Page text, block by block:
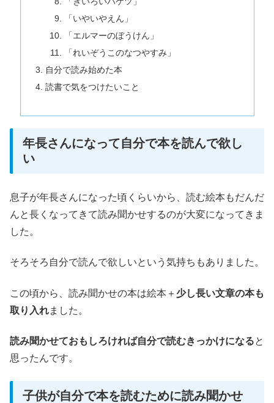
「いやいやえん」
「エルマーのぼうけん」
「れいぞうこのなつやすみ」
自分で読み始めた本
読書で気をつけたいこと
年長さんになって自分で本を読んで欲し
い
息子が年長さんになった頃くらいから、読む絵本もだんだ
んと長くなってきて読み聞かせするのが大変になってきま
した。
そろそろ自分で読んで欲しいという気持ちもありました。
この頃から、読み聞かせの本は絵本＋ 少し長い文章の本も
取り入れました。
読み聞かせておもしろければ自分で読むきっかけになると
思ったんです。
子供が自分で本を読むために読み聞かせ